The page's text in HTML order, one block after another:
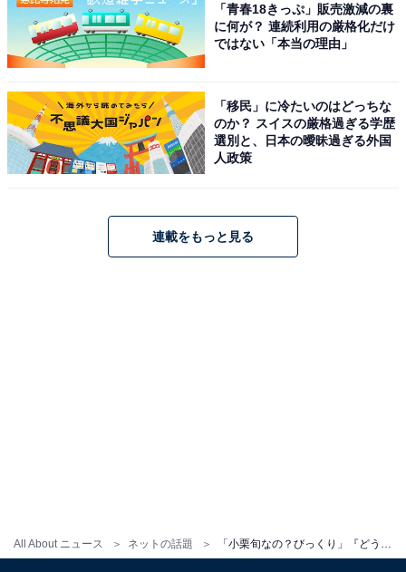
All About ニュース ネットの話題
「青春18きっぷ」販売激減の裏
に何が？ 連続利用の厳格化だけ
ではない「本当の理由」
「移民」に冷たいのはどっちな
のか？ スイスの厳格過ぎる学歴
選別と、日本の曖昧過ぎる外国
人政策
連載をもっと見る